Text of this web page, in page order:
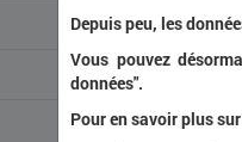
Depuis peu, les
Vous pouvez
données".
Pour en savoir plus